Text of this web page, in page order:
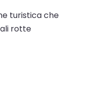
turistica che
rotte